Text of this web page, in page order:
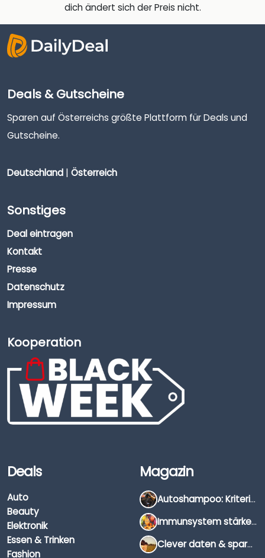
dich ändert sich der Preis nicht.
Deals & Gutscheine
Sparen auf Österreichs größte Plattform für Deals und
Gutscheine.
Deutschland | Österreich
Sonstiges
Deal eintragen
Kontakt
Presse
Datenschutz
Impressum
Kooperation
Deals
Auto
Beauty
Elektronik
Essen & Trinken
Fashion
Magazin
Autoshampoo: Kriterien, Unterschiede & Anwendung
Immunsystem stärken: Hausmittel, Vitamine & Wissenswertes
Clever daten & sparen: So findest du die besten Deals für Dates und Unternehmungen